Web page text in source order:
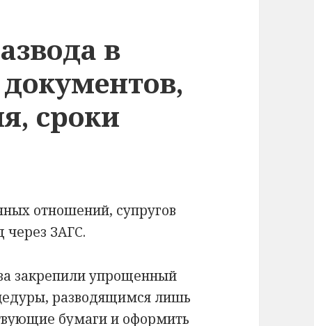
в
сроки
отношений, супругов
через ЗАГС.
закрепили упрощенный
разводящимся лишь
бумаги и оформить